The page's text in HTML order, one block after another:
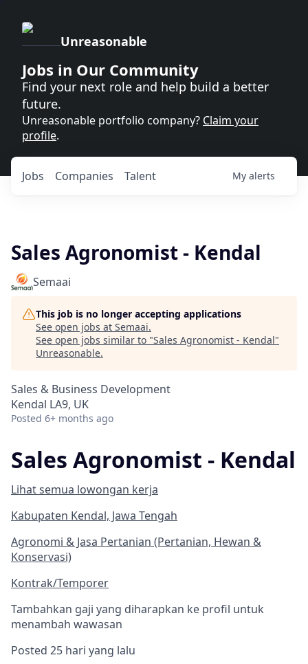
Unreasonable
Jobs in Our Community
Find your next role and help build a better
future.
Unreasonable portfolio company? Claim your
profile.
Jobs Companies Talent My alerts
Sales Agronomist - Kendal
Semaai
This job is no longer accepting applications
See open jobs at Semaai.
See open jobs similar to "Sales Agronomist - Kendal"
Unreasonable.
Sales & Business Development
Kendal LA9, UK
Posted 6+ months ago
Sales Agronomist - Kendal
Lihat semua lowongan kerja
Kabupaten Kendal, Jawa Tengah
Agronomi & Jasa Pertanian (Pertanian, Hewan &
Konservasi)
Kontrak/Temporer
Tambahkan gaji yang diharapkan ke profil untuk
menambah wawasan
Posted 25 hari yang lalu